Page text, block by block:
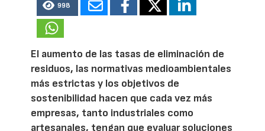
998
El aumento de las tasas de eliminación de
residuos, las normativas medioambientales
más estrictas y los objetivos de
sostenibilidad hacen que cada vez más
empresas, tanto industriales como
artesanales, tengan que evaluar soluciones